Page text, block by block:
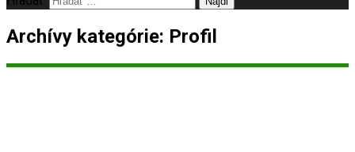
Archívy kategórie: Profil